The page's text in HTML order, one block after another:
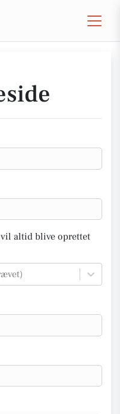
altid blive oprettet